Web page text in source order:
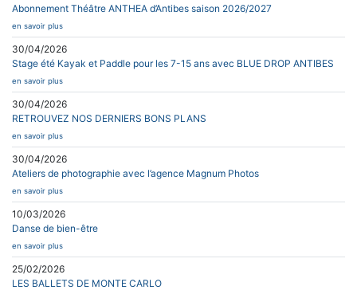
Abonnement Théâtre ANTHEA d’Antibes saison 2026/2027
en savoir plus
30/04/2026
Stage été Kayak et Paddle pour les 7-15 ans avec BLUE DROP ANTIBES
en savoir plus
30/04/2026
RETROUVEZ NOS DERNIERS BONS PLANS
en savoir plus
30/04/2026
Ateliers de photographie avec l’agence Magnum Photos
en savoir plus
10/03/2026
Danse de bien-être
en savoir plus
25/02/2026
LES BALLETS DE MONTE CARLO